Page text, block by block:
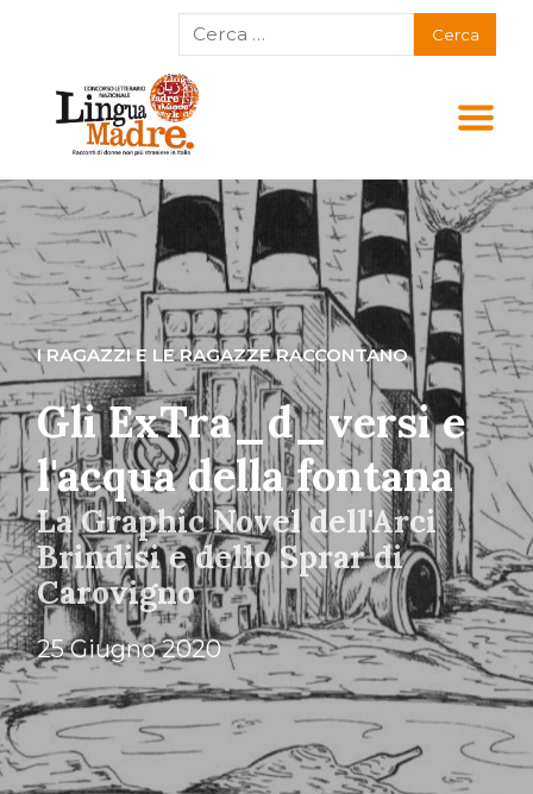
I RAGAZZI E LE RAGAZZE RACCONTANO
Gli ExTra_d_versi e
l'acqua della fontana
La Graphic Novel dell'Arci
Brindisi e dello Sprar di
Carovigno
25 Giugno 2020